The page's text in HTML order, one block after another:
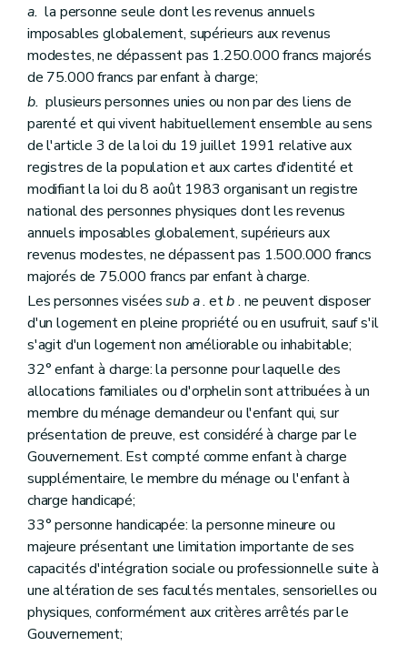
Art. 195
Art. 196
Art. 197
Section 4 Des dispositions spécifiques aux associations de promotion du logement
Art. 198
Art. 199
Chapitre VII De l'évaluation de l'application du Code
Art. 200
Titre III bis
"De l'audit des acteurs locaux de la politique du logement" (décret du 9 février 2012)
Art. 200/1
Titre IV Dispositions administratives et pénales
Art. 200bis
Art. 200ter
Art. 201
Art. 202
Art. 202bis
Titre V Dispositions finales
Art. 203
Art. 204
Art. 205
Art. 205bis
Art. 206
Art. 207
Titre VI "Disposition interprétative" (décret du 30 avril 2009)
Art. 208
Titre IV Dispositions pénales
Art. 201
Art. 202
Titre V Dispositions finales
Art. 203
Art. 204
Art. 205
Art. 206
Art. 207
a. la personne seule dont les revenus annuels
imposables globalement, supérieurs aux revenus
modestes, ne dépassent pas 1.250.000 francs majorés
de 75.000 francs par enfant à charge;
b. plusieurs personnes unies ou non par des liens de
parenté et qui vivent habituellement ensemble au sens
de l'article 3 de la loi du 19 juillet 1991 relative aux
registres de la population et aux cartes d'identité et
modifiant la loi du 8 août 1983 organisant un registre
national des personnes physiques dont les revenus
annuels imposables globalement, supérieurs aux
revenus modestes, ne dépassent pas 1.500.000 francs
majorés de 75.000 francs par enfant à charge.
Les personnes viséessuba. etb. ne peuvent disposer
d'un logement en pleine propriété ou en usufruit, sauf s'il
s'agit d'un logement non améliorable ou inhabitable;
32° enfant à charge: la personne pour laquelle des
allocations familiales ou d'orphelin sont attribuées à un
membre du ménage demandeur ou l'enfant qui, sur
présentation de preuve, est considéré à charge par le
Gouvernement. Est compté comme enfant à charge
supplémentaire, le membre du ménage ou l'enfant à
charge handicapé;
33° personne handicapée: la personne mineure ou
majeure présentant une limitation importante de ses
capacités d'intégration sociale ou professionnelle suite à
une altération de ses facultés mentales, sensorielles ou
physiques, conformément aux critères arrêtés par le
Gouvernement;